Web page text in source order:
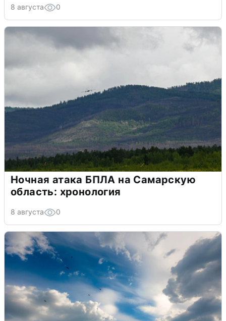
8 августа 0
Ночная атака БПЛА на Самарскую
область: хронология
8 августа 0